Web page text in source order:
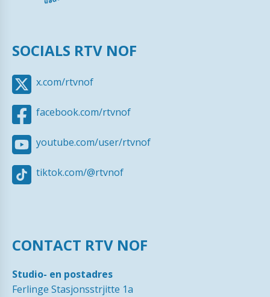
SOCIALS RTV NOF
x.com/rtvnof
facebook.com/rtvnof
youtube.com/user/rtvnof
tiktok.com/@rtvnof
CONTACT RTV NOF
Studio- en postadres
Ferlinge Stasjonsstrjitte 1a